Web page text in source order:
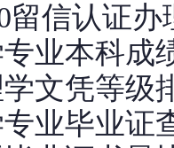
留信认证
业本科成
文凭等级
业毕业证